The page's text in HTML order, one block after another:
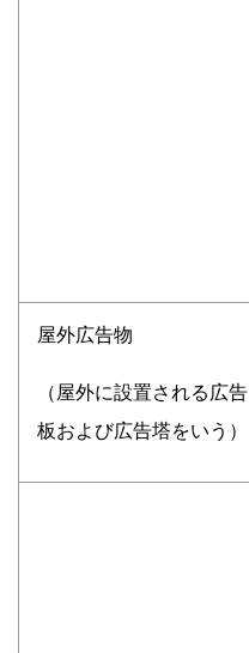
屋外広告物
（屋外に設置される広告
板および広告塔をいう）